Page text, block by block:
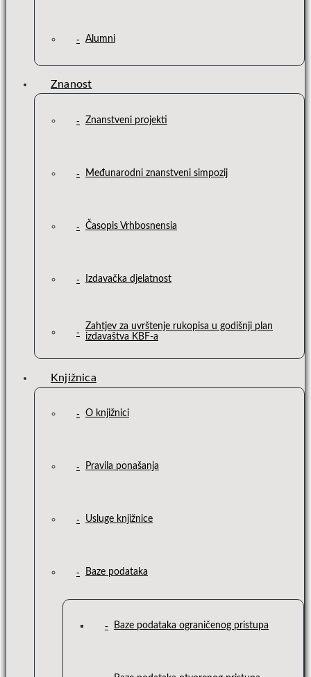
Alumni
Znanost
Znanstveni projekti
Međunarodni znanstveni simpozij
Časopis Vrhbosnensia
Izdavačka djelatnost
Zahtjev za uvrštenje rukopisa u godišnji plan
izdavaštva KBF-a
Knjižnica
O knjižnici
Pravila ponašanja
Usluge knjižnice
Baze podataka
Baze podataka ograničenog pristupa